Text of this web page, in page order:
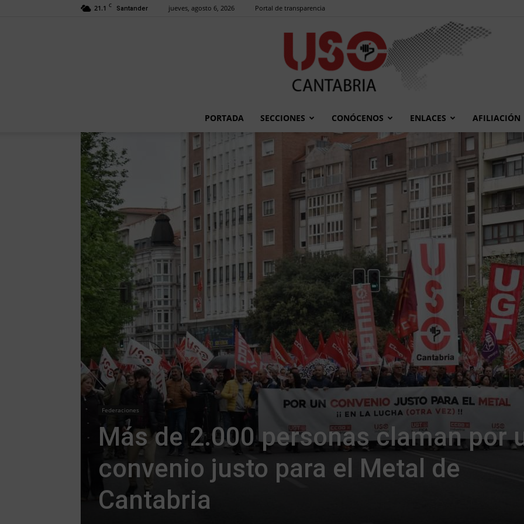
21.1 C Santander jueves, agosto 6, 2026 Portal de transparencia
USO
Cantabria
PORTADA SECCIONES CONÓCENOS ENLACES AFILIACIÓN
Federaciones
Más de 2.000 personas claman por
convenio justo para el Metal de
Cantabria